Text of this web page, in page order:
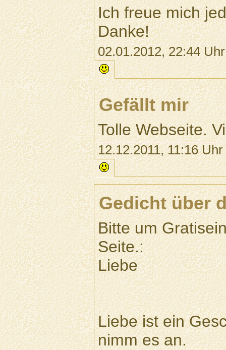
Ich freue mich
Danke!
02.01.2012, 22:44 Uhr
Gefällt mir
Tolle Webseite.
12.12.2011, 11:16 Uhr
Gedicht über
Bitte um
Seite.:
Liebe
Liebe ist ein
nimm es an.